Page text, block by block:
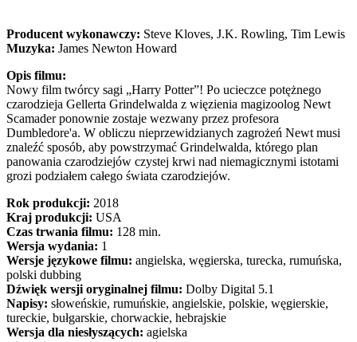
Producent wykonawczy: Steve Kloves, J.K. Rowling, Tim Lewis
Muzyka: James Newton Howard
Opis filmu:
Nowy film twórcy sagi „Harry Potter”! Po ucieczce potężnego
czarodzieja Gellerta Grindelwalda z więzienia magizoolog Newt
Scamader ponownie zostaje wezwany przez profesora
Dumbledore'a. W obliczu nieprzewidzianych zagrożeń Newt musi
znaleźć sposób, aby powstrzymać Grindelwalda, którego plan
panowania czarodziejów czystej krwi nad niemagicznymi istotami
grozi podziałem całego świata czarodziejów.
Rok produkcji: 2018
Kraj produkcji: USA
Czas trwania filmu: 128 min.
Wersja wydania: 1
Wersje językowe filmu: angielska, węgierska, turecka, rumuńska,
polski dubbing
Dźwięk wersji oryginalnej filmu: Dolby Digital 5.1
Napisy: słoweńskie, rumuńskie, angielskie, polskie, węgierskie,
tureckie, bułgarskie, chorwackie, hebrajskie
Wersja dla niesłyszących: agielska